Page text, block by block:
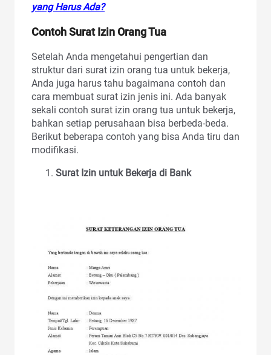
yang Harus Ada?
Contoh Surat Izin Orang Tua
Setelah Anda mengetahui pengertian dan
struktur dari surat izin orang tua untuk bekerja,
Anda juga harus tahu bagaimana contoh dan
cara membuat surat izin jenis ini. Ada banyak
sekali contoh surat izin orang tua untuk bekerja,
bahkan setiap perusahaan bisa berbeda-beda.
Berikut beberapa contoh yang bisa Anda tiru dan
modifikasi.
Surat Izin untuk Bekerja di Bank